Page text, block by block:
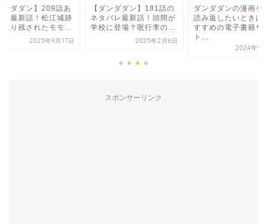
ンダダン】209話あ
じ最新話！松江城跡
取り残されたモモ...
2025年9月17日
【ダンダダン】181話の
ネタバレ最新話！頭間が
学校に登場？呪行李の...
2025年2月6日
ダンダダンの漫画を
読み返したいときは
すすめの電子書籍サ
ト...
2024年9
スポンサーリンク